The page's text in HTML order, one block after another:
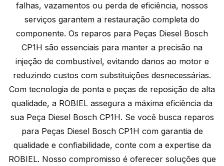
falhas, vazamentos ou perda de eficiência, nossos
serviços garantem a restauração completa do
componente. Os reparos para Peças Diesel Bosch
CP1H são essenciais para manter a precisão na
injeção de combustível, evitando danos ao motor e
reduzindo custos com substituições desnecessárias.
Com tecnologia de ponta e peças de reposição de alta
qualidade, a ROBIEL assegura a máxima eficiência da
sua Peça Diesel Bosch CP1H. Se você busca reparos
para Peças Diesel Bosch CP1H com garantia de
qualidade e confiabilidade, conte com a expertise da
ROBIEL. Nosso compromisso é oferecer soluções que